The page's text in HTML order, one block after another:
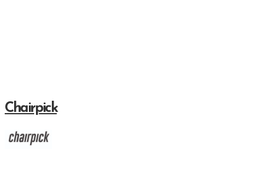
Chairpick